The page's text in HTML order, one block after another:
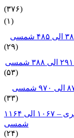
(۳۷۶)
(۱)
(۲۹)
(۵۳)
(۳۳)
قرن دوازده هجری – ۱۰۶۷ الی ۱۱۶۴
شمسی
(۲۴)